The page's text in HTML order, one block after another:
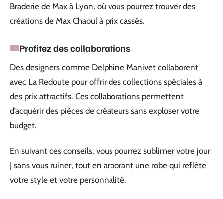
Braderie de Max à Lyon, où vous pourrez trouver des
créations de Max Chaoul à prix cassés.
Profitez des collaborations
Des designers comme Delphine Manivet collaborent
avec La Redoute pour offrir des collections spéciales à
des prix attractifs. Ces collaborations permettent
d’acquérir des pièces de créateurs sans exploser votre
budget.
En suivant ces conseils, vous pourrez sublimer votre jour
J sans vous ruiner, tout en arborant une robe qui reflète
votre style et votre personnalité.